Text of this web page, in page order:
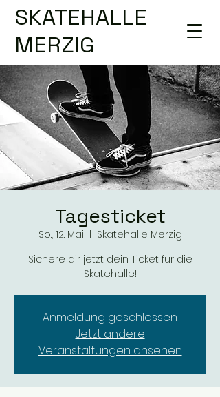
SKATEHALLE
MERZIG
Tagesticket
So., 12. Mai
Skatehalle Merzig
Sichere dir jetzt dein Ticket für die
Skatehalle!
Anmeldung geschlossen
Jetzt andere
Veranstaltungen ansehen